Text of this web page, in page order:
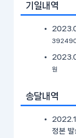
기일내역
원
송달내역
정본 발